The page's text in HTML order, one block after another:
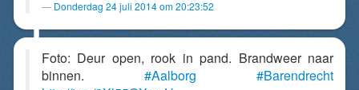
Donderdag 24 juli 2014 om 20:23:52
Foto: Deur open, rook in pand. Brandweer naar
binnen. #Aalborg
#Barendrecht